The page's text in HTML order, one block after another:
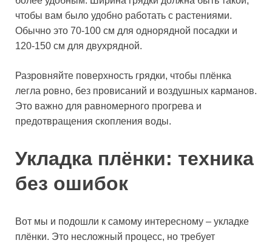
чтобы вам было удобно работать с растениями.
Обычно это 70-100 см для однорядной посадки и
120-150 см для двухрядной.
Разровняйте поверхность грядки, чтобы плёнка
легла ровно, без провисаний и воздушных карманов.
Это важно для равномерного прогрева и
предотвращения скопления воды.
Укладка плёнки: техника
без ошибок
Вот мы и подошли к самому интересному – укладке
плёнки. Это несложный процесс, но требует